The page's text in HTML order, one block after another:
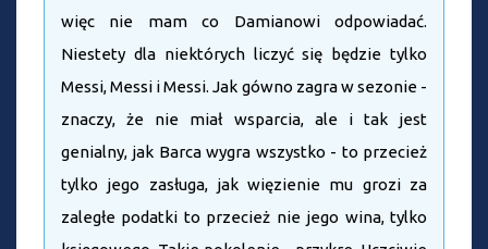
więc nie mam co Damianowi odpowiadać.
Niestety dla niektórych liczyć się będzie tylko
Messi, Messi i Messi. Jak gówno zagra w sezonie -
znaczy, że nie miał wsparcia, ale i tak jest
genialny, jak Barca wygra wszystko - to przecież
tylko jego zasługa, jak więzienie mu grozi za
zaległe podatki to przecież nie jego wina, tylko